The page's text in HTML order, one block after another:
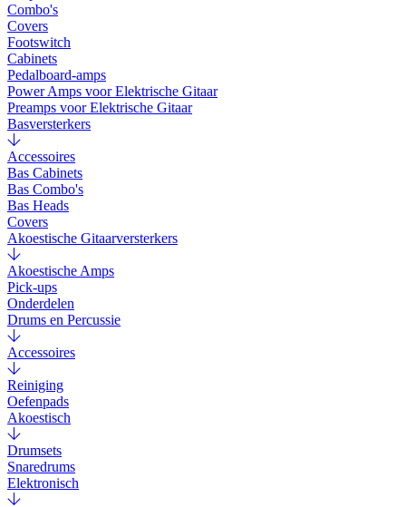
Combo's
Covers
Footswitch
Cabinets
Pedalboard-amps
Power Amps voor Elektrische Gitaar
Preamps voor Elektrische Gitaar
Basversterkers
Accessoires
Bas Cabinets
Bas Combo's
Bas Heads
Covers
Akoestische Gitaarversterkers
Akoestische Amps
Pick-ups
Onderdelen
Drums en Percussie
Accessoires
Reiniging
Oefenpads
Akoestisch
Drumsets
Snaredrums
Elektronisch